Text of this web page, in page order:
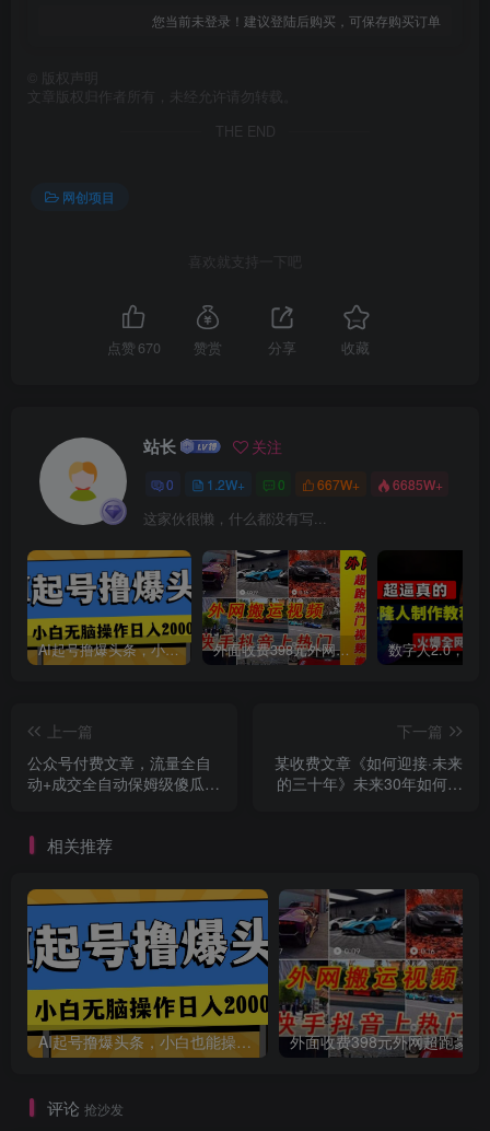
您当前未登录！建议登陆后购买，可保存购买订单
版权声明
文章版权归作者所有，未经允许请勿转载。
THE END
网创项目
喜欢就支持一下吧
点赞 670 赞赏 分享 收藏
站长 关注
0 1.2W+ 0 667W+ 6685W+
这家伙很懒，什么都没有写...
AI起号撸爆头条，小白也能操作，日入2000+ 外面收费398元外网超跑豪车汽车视频搬运至快手抖音上热门项目
上一篇
公众号付费文章，流量全自
动+成交全自动保姆级傻瓜式
下一篇
某收费文章《如何迎接·未来
的三十年》未来30年如何规
相关推荐
AI起号撸爆头条，小白也能操作，日入2000+
评论 抢沙发